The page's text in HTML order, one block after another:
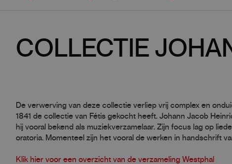
COLLECTIE
De verwerving van deze collectie verliep vrij complex en
1841 de collectie van Fétis gekocht heeft. Johann Jacob
hij vooral bekend als muziekverzamelaar. Zijn focus lag op
oratoria. Momenteel zijn het vooral de werken in handschrift
Klik hier voor een overzicht van de verzameling Westphal